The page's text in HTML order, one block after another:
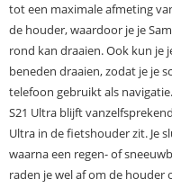
tot een maximale afmeting
de houder, waardoor je je
rond kan draaien. Ook kun je
beneden draaien, zodat je je
telefoon gebruikt als
S21 Ultra blijft
Ultra in de fietshouder zit. Je
waarna een regen- of
raden je wel af om de